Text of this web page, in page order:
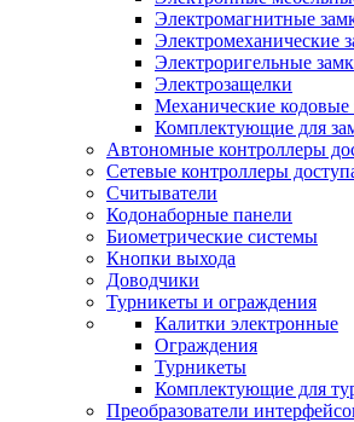
Электромагнитные
Электромеханические
Электроригельные
Электрозащелки
Механические кодовые
Комплектующие для
Автономные контроллеры
Сетевые контроллеры
Считыватели
Кодонаборные панели
Биометрические системы
Кнопки выхода
Доводчики
Турникеты и ограждения
Калитки электронные
Ограждения
Турникеты
Комплектующие для
Преобразователи